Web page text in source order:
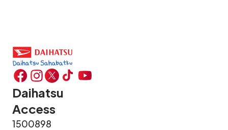
Daihatsu
Access
1500898